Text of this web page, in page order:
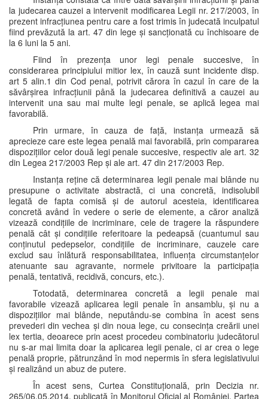
la judecarea cauzei a intervenit modificarea Legii nr. 217/2003, în
prezent infracțiunea pentru care a fost trimis în judecată inculpatul
fiind prevăzută la art. 47 din lege și sancționată cu închisoare de
la 6 luni la 5 ani.
Fiind în prezența unor legi penale succesive, în
considerarea principiului mitior lex, în cauză sunt incidente disp.
art 5 alin.1 din Cod penal, potrivit cărora în cazul în care de la
săvârșirea infracțiunii până la judecarea definitivă a cauzei au
intervenit una sau mai multe legi penale, se aplică legea mai
favorabilă.
Prin urmare, în cauza de față, instanța urmează să
aprecieze care este legea penală mai favorabilă, prin compararea
dispozițiilor celor două legi penale succesive, respectiv ale art. 32
din Legea 217/2003 Rep și ale art. 47 din 217/2003 Rep.
Instanța reține că determinarea legii penale mai blânde nu
presupune o activitate abstractă, ci una concretă, indisolubil
legată de fapta comisă și de autorul acesteia, identificarea
concretă având în vedere o serie de elemente, a căror analiză
vizează condițiile de incriminare, cele de tragere la răspundere
penală cât și condițiile referitoare la pedeapsă (cuantumul sau
conținutul pedepselor, condițiile de incriminare, cauzele care
exclud sau înlătură responsabilitatea, influența circumstanțelor
atenuante sau agravante, normele privitoare la participația
penală, tentativă, recidivă, concurs, etc.).
Totodată, determinarea concretă a legii penale mai
favorabile vizează aplicarea legii penale în ansamblu, și nu a
dispozițiilor mai blânde, neputându-se combina în acest sens
prevederi din vechea și din noua lege, cu consecința creării unei
lex tertia, deoarece prin acest procedeu combinatoriu judecătorul
nu s-ar mai limita doar la aplicarea legii penale, ci ar crea o lege
penală proprie, pătrunzând în mod nepermis în sfera legislativului
și realizând un abuz de putere.
În acest sens, Curtea Constituțională, prin Decizia nr.
265/06.05.2014, publicată în Monitorul Oficial al României, Partea